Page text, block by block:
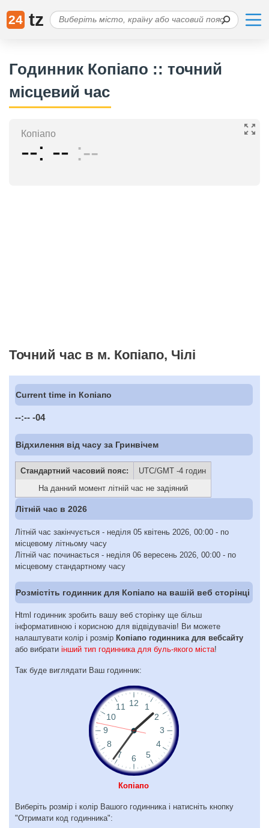
24 tz
Годинник Копіапо :: точний
місцевий час
Копіапо
-- -- --
Точний час в м. Копіапо, Чілі
Current time in Копіапо
--:-- -04
Відхилення від часу за Гринвічем
Стандартний часовий пояс:
UTC/GMT -4 годин
На данний момент літній час не задіяний
Літній час в 2026
Літній час закінчується - неділя 05 квітень 2026, 00:00 - по
місцевому літньому часу
Літній час починається - неділя 06 вересень 2026, 00:00 - по
місцевому стандартному часу
Розмістіть годинник для Копіапо на вашій веб сторінці
Html годинник зробить вашу веб сторінку ще більш
інформативною і корисною для відвідувачів! Ви можете
налаштувати колір і розмір Копіапо годинника для вебсайту
або вибрати інший тип годинника для буль-якого міста!
Так буде виглядати Ваш годинник:
Копіапо
Виберіть розмір і колір Вашого годинника і натисніть кнопку
"Отримати код годинника":